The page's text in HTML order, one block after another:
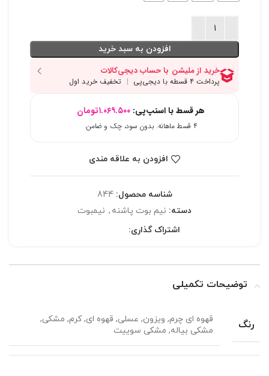
افزودن به سبد خرید
هر قسط با اسنپ‌پی: ۱.۰۶۹.۵۰۰تومان
۴ قسط ماهانه. بدون سود، چک و ضامن.
افزودن به علاقه مندی
شناسه محصول:844
دسته: نیم بوت پاشنه , نیمبوت
اشتراک گذاری:
توضیحات تکمیلی
رنگ
قهوه ای چرم, ویزون, عسلی, قهوه ای, کرم, مشکی,
مشکی بیاله, مشکی سوییت